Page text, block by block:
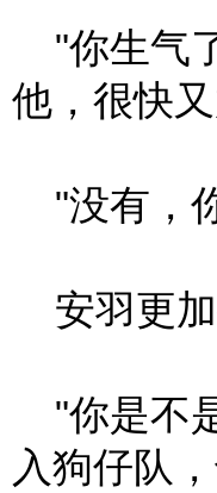
"你生气
他，很快又
"没有，
安羽更加
"你是不
入狗仔队